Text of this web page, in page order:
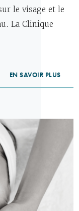
le visage et le
La Clinique
EN SAVOIR PLUS